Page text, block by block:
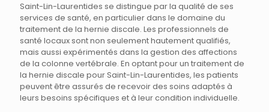
Saint-Lin-Laurentides se distingue par la qualité de ses
services de santé, en particulier dans le domaine du
traitement de la hernie discale. Les professionnels de
santé locaux sont non seulement hautement qualifiés,
mais aussi expérimentés dans la gestion des affections
de la colonne vertébrale. En optant pour un traitement de
la hernie discale pour Saint-Lin-Laurentides, les patients
peuvent être assurés de recevoir des soins adaptés à
leurs besoins spécifiques et à leur condition individuelle.